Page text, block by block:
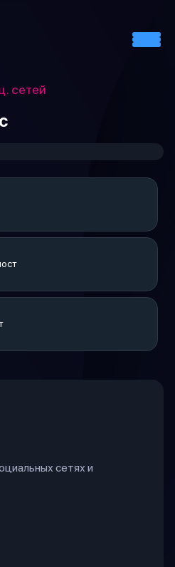
сетей
сетях и